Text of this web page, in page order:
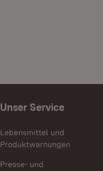
Unser Service
Lebensmittel und
Produktwarnungen
Presse- und